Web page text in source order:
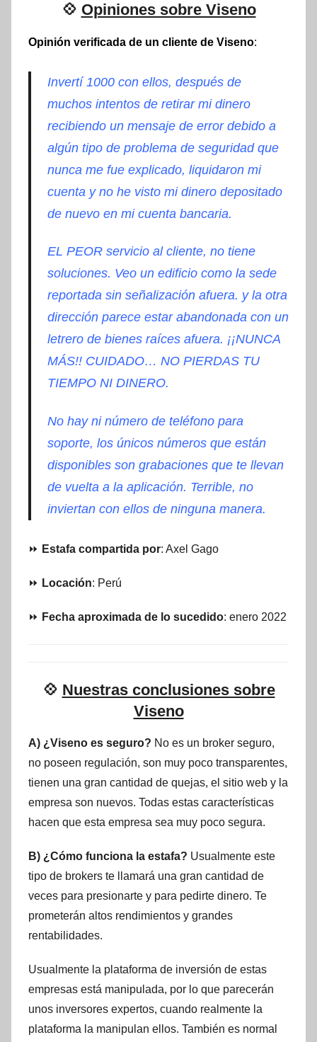
💠 Opiniones sobre Viseno
Opinión verificada de un cliente de Viseno:
Invertí 1000 con ellos, después de
muchos intentos de retirar mi dinero
recibiendo un mensaje de error debido a
algún tipo de problema de seguridad que
nunca me fue explicado, liquidaron mi
cuenta y no he visto mi dinero depositado
de nuevo en mi cuenta bancaria.
EL PEOR servicio al cliente, no tiene
soluciones. Veo un edificio como la sede
reportada sin señalización afuera. y la otra
dirección parece estar abandonada con un
letrero de bienes raíces afuera. ¡¡NUNCA
MÁS!! CUIDADO… NO PIERDAS TU
TIEMPO NI DINERO.
No hay ni número de teléfono para
soporte, los únicos números que están
disponibles son grabaciones que te llevan
de vuelta a la aplicación. Terrible, no
inviertan con ellos de ninguna manera.
⏩ Estafa compartida por: Axel Gago
⏩ Locación: Perú
⏩ Fecha aproximada de lo sucedido: enero 2022
💠 Nuestras conclusiones sobre
Viseno
A) ¿Viseno es seguro? No es un broker seguro,
no poseen regulación, son muy poco transparentes,
tienen una gran cantidad de quejas, el sitio web y la
empresa son nuevos. Todas estas características
hacen que esta empresa sea muy poco segura.
B) ¿Cómo funciona la estafa? Usualmente este
tipo de brokers te llamará una gran cantidad de
veces para presionarte y para pedirte dinero. Te
prometerán altos rendimientos y grandes
rentabilidades.
Usualmente la plataforma de inversión de estas
empresas está manipulada, por lo que parecerán
unos inversores expertos, cuando realmente la
plataforma la manipulan ellos. También es normal